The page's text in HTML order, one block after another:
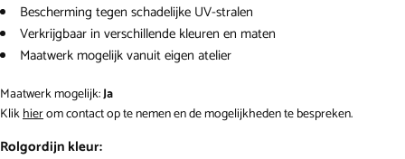
Bescherming tegen schadelijke UV-stralen
Verkrijgbaar in verschillende kleuren en maten
Maatwerk mogelijk vanuit eigen atelier
Maatwerk mogelijk:Ja
Klikhierom contact op te nemen en de mogelijkheden te bespreken.
Rolgordijn kleur:
Uw
naam